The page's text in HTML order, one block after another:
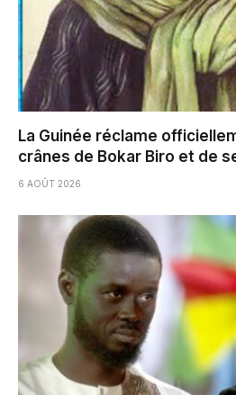
La Guinée réclame
crânes de Bokar Biro et de
6 AOÛT 2026